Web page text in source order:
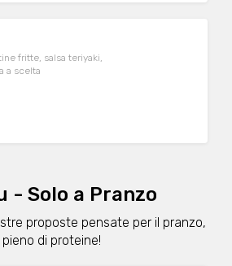
fritte, salsa teriyaki,
a scelta
- Solo a Pranzo
proposte pensate per il pranzo,
di proteine!